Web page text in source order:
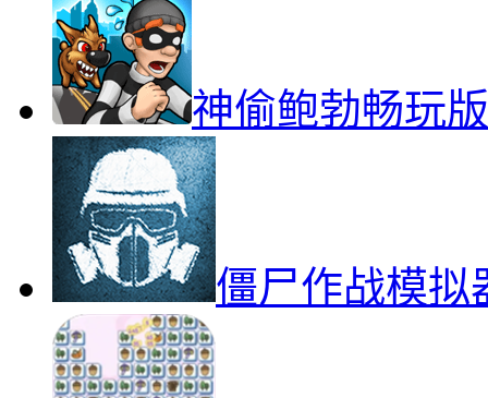
神偷鲍勃畅玩
僵尸作战模拟